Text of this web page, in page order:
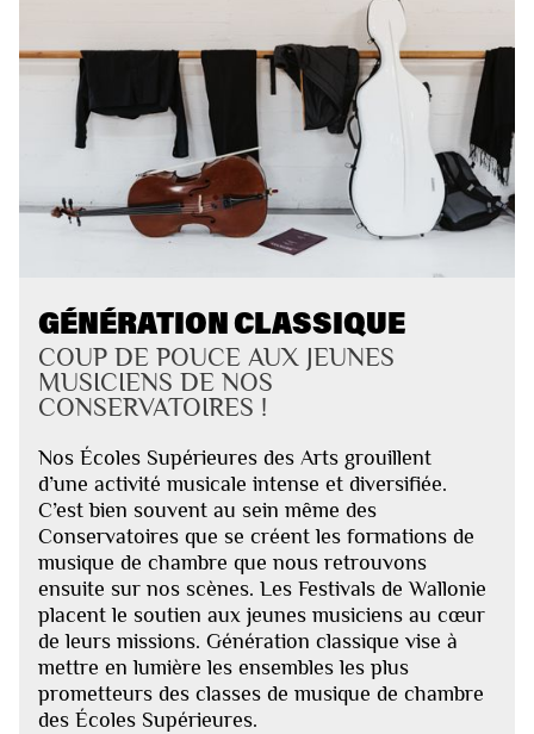
GÉNÉRATION CLASSIQUE
COUP DE POUCE AUX JEUNES
MUSICIENS DE NOS
CONSERVATOIRES !
Nos Écoles Supérieures des Arts grouillent
d’une activité musicale intense et diversifiée.
C’est bien souvent au sein même des
Conservatoires que se créent les formations de
musique de chambre que nous retrouvons
ensuite sur nos scènes. Les Festivals de Wallonie
placent le soutien aux jeunes musiciens au cœur
de leurs missions. Génération classique vise à
mettre en lumière les ensembles les plus
prometteurs des classes de musique de chambre
des Écoles Supérieures.